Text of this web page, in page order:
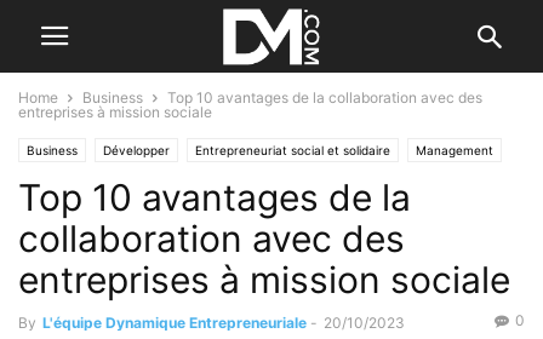
Home Business
Top 10 avantages de la collaboration avec des
entreprises à mission sociale
Business Développer Entrepreneuriat social et solidaire Management
L'intégration du salarié Valorisation d'entreprise
Top 10 avantages de la
collaboration avec des
entreprises à mission sociale
By L'équipe Dynamique Entrepreneuriale - 20/10/2023 0